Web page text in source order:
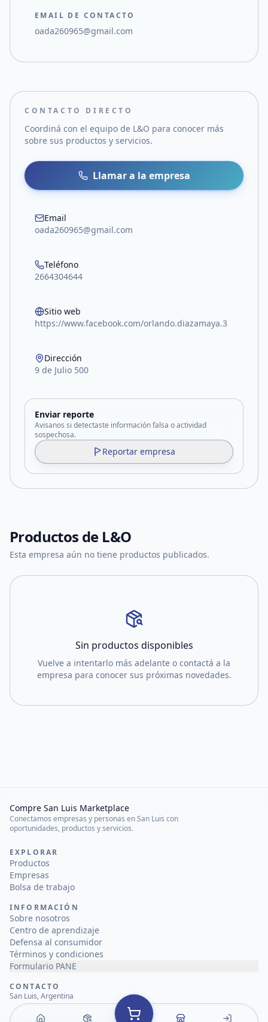
EMAIL DE CONTACTO
oada260965@gmail.com
CONTACTO DIRECTO
Coordiná con el equipo de L&O para conocer más
sobre sus productos y servicios.
Llamar a la empresa
Email
oada260965@gmail.com
Teléfono
2664304644
Sitio web
https://www.facebook.com/orlando.diazamaya.3
Dirección
9 de Julio 500
Enviar reporte
Avisanos si detectaste información falsa o actividad
sospechosa.
Reportar empresa
Productos de L&O
Esta empresa aún no tiene productos publicados.
Sin productos disponibles
Vuelve a intentarlo más adelante o contactá a la
empresa para conocer sus próximas novedades.
Compre San Luis Marketplace
Conectamos empresas y personas en San Luis con
oportunidades, productos y servicios.
EXPLORAR
Productos
Empresas
Bolsa de trabajo
INFORMACIÓN
Sobre nosotros
Centro de aprendizaje
Defensa al consumidor
Términos y condiciones
Formulario PANE
CONTACTO
San Luis, Argentina